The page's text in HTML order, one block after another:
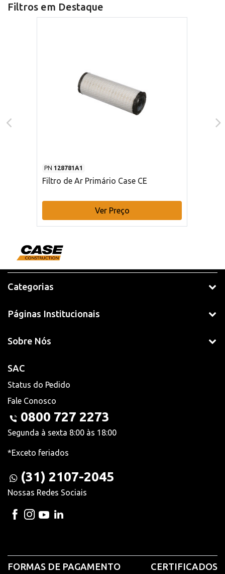
Filtros em Destaque
PN 128781A1
Filtro de Ar Primário Case CE
Ver Preço
Categorias
Páginas Institucionais
Sobre Nós
SAC
Status do Pedido
Fale Conosco
0800 727 2273
Segunda à sexta 8:00 às 18:00
*Exceto feriados
(31) 2107-2045
Nossas Redes Sociais
FORMAS DE PAGAMENTO CERTIFICADOS